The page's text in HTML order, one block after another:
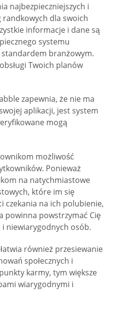
najbezpieczniejszych i
randkowych dla swoich
informacje i dane są
systemu
standardem branżowym.
Twoich planów
zapewnia, że nie ma
aplikacji, jest system
mogą
możliwość
Ponieważ
na natychmiastowe
które im się
czekania na ich polubienie,
powinna powstrzymać Cię
niewiarygodnych osób.
również przesiewanie
społecznych i
karmy, tym większe
wiarygodnymi i